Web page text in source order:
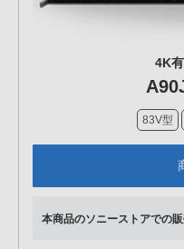
4K
83V型
本商品のソニーストアでの